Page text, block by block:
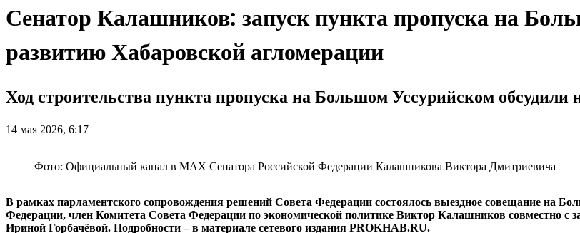
Сенатор Калашников: запуск пункта пропуска на
развитию Хабаровской агломерации
Ход строительства пункта пропуска на Большом Уссурийском
14 мая 2026, 6:17
Фото: Официальный канал в МАХ Сенатора Российской Федерации Калашникова Виктора Дмитриевича
В рамках парламентского сопровождения решений Совета Федерации состоялось выездное совещание на
Федерации, член Комитета Совета Федерации по экономической политике Виктор Калашников совместно с
Ириной Горбачёвой. Подробности – в материале сетевого издания PROKHAB.RU.